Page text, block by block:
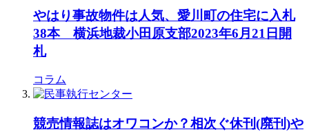
やはり事故物件は人気、愛川町の住宅に入札
38本 横浜地裁小田原支部2023年6月21日開
札
コラム
競売情報誌はオワコンか？相次ぐ休刊(廃刊)や